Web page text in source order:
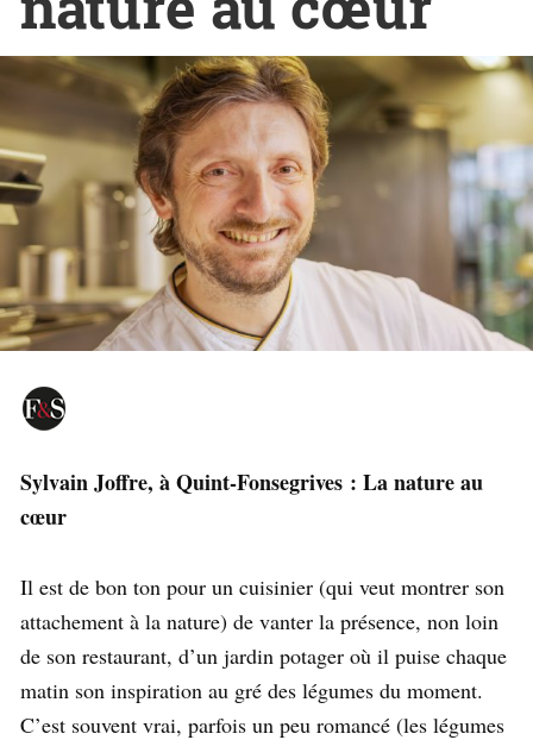
Sylvain Joffre, à Quint-Fonsegrives : La nature au
cœur
Il est de bon ton pour un cuisinier (qui veut montrer son
attachement à la nature) de vanter la présence, non loin
de son restaurant, d’un jardin potager où il puise chaque
matin son inspiration au gré des légumes du moment.
C’est souvent vrai, parfois un peu romancé (les légumes